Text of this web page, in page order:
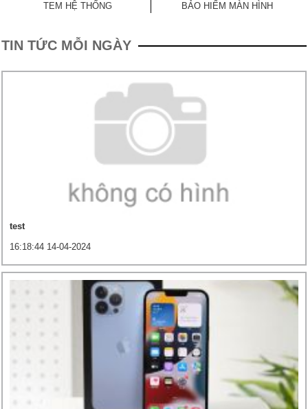
TEM HỆ THỐNG
BẢO HIỂM MÀN HÌNH
TIN TỨC MỖI NGÀY
test
16:18:44 14-04-2024